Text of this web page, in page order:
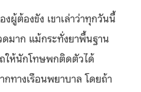
ผู้ต้องขัง เขาเล่าว่าทุกวันนี้
ดมาก แม้กระทั่งยาพื้นฐาน
ให้นักโทษพกติดตัวได้
ทางเรือนพยาบาล โดยถ้า